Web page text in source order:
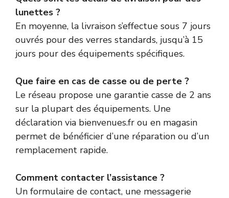
lunettes ?
En moyenne, la livraison s’effectue sous 7 jours
ouvrés pour des verres standards, jusqu’à 15
jours pour des équipements spécifiques.
Que faire en cas de casse ou de perte ?
Le réseau propose une garantie casse de 2 ans
sur la plupart des équipements. Une
déclaration via bienvenues.fr ou en magasin
permet de bénéficier d’une réparation ou d’un
remplacement rapide.
Comment contacter l’assistance ?
Un formulaire de contact, une messagerie